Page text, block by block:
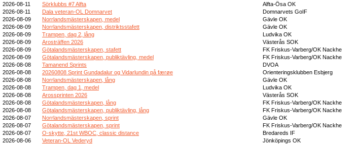
2026-08-11
Sörklubbs #7 Alfta
Alfta-Ösa OK
2026-08-11
Dala veteran-OL Domnarvet
Domnarvets GoIF
2026-08-09
Norrlandsmästerskapen, medel
Gävle OK
2026-08-09
Norrlandsmästerskapen, distriktsstafett
Gävle OK
2026-08-09
Trampen, dag 2, lång
Ludvika OK
2026-08-09
Arosträffen 2026
Västerås SOK
2026-08-09
Götalandsmästerskapen, stafett
FK Friskus-Varberg/OK Nackhe
2026-08-09
Götalandsmästerskapen, publiktävling, medel
FK Friskus-Varberg/OK Nackhe
2026-08-08
Tamanend Sprints
DVOA
2026-08-08
20260808 Sprint Gundadalur og Vidarlundin på færøe
Orienteringsklubben Esbjerg
2026-08-08
Norrlandsmästerskapen, lång
Gävle OK
2026-08-08
Trampen, dag 1, medel
Ludvika OK
2026-08-08
Arossprinten 2026
Västerås SOK
2026-08-08
Götalandsmästerskapen, lång
FK Friskus-Varberg/OK Nackhe
2026-08-08
Götalandsmästerskapen, publiktävling, lång
FK Friskus-Varberg/OK Nackhe
2026-08-07
Norrlandsmästerskapen, sprint
Gävle OK
2026-08-07
Götalandsmästerskapen, sprint
FK Friskus-Varberg/OK Nackhe
2026-08-07
O-skytte, 21st WBOC, classic distance
Bredareds IF
2026-08-06
Veteran-OL Vederyd
Jönköpings OK